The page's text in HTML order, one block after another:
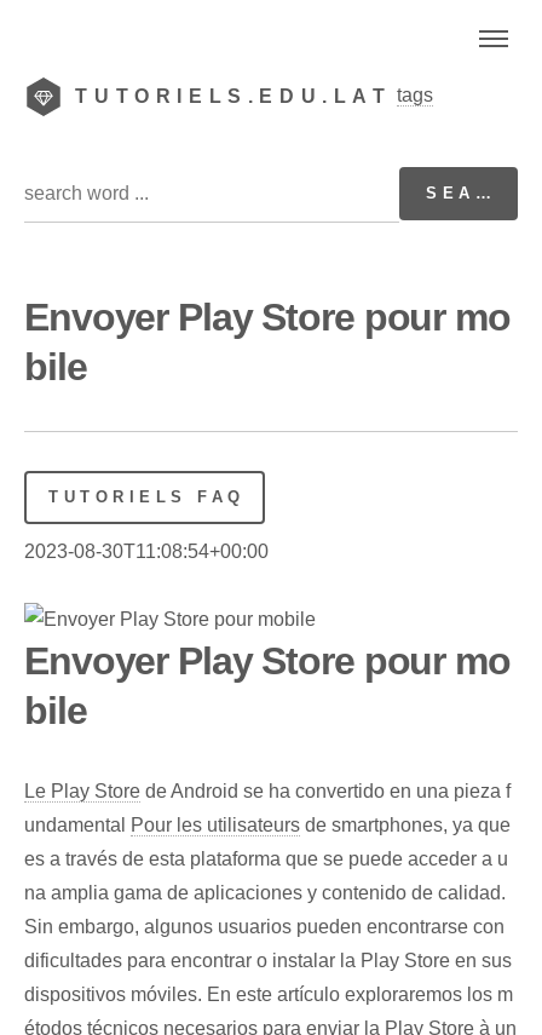
TUTORIELS.EDU.LAT tags
Envoyer Play Store pour mo
bile
TUTORIELS FAQ
2023-08-30T11:08:54+00:00
Envoyer Play Store pour mo
bile
Le Play Store de Android se​ ha convertido en una pieza f
undamental
Pour les utilisateurs de smartphones, ⁢ya que
es a través de‍ esta⁤ plataforma que se puede⁣ acceder a u
na amplia gama de‌ aplicaciones y contenido de calidad.
Sin⁣ embargo, algunos usuarios pueden encontrarse con
dificultades para encontrar o instalar ⁢la Play Store en sus
dispositivos móviles. En este artículo exploraremos los m
étodos técnicos necesarios para enviar la Play Store à un